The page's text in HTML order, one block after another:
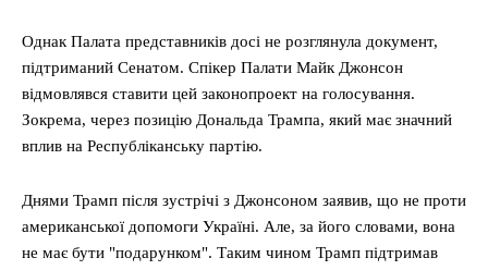
Однак Палата представників досі не розглянула документ,
підтриманий Сенатом. Спікер Палати Майк Джонсон
відмовлявся ставити цей законопроект на голосування.
Зокрема, через позицію Дональда Трампа, який має значний
вплив на Республіканську партію.
Днями Трамп після зустрічі з Джонсоном заявив, що не проти
американської допомоги Україні. Але, за його словами, вона
не має бути "подарунком". Таким чином Трамп підтримав